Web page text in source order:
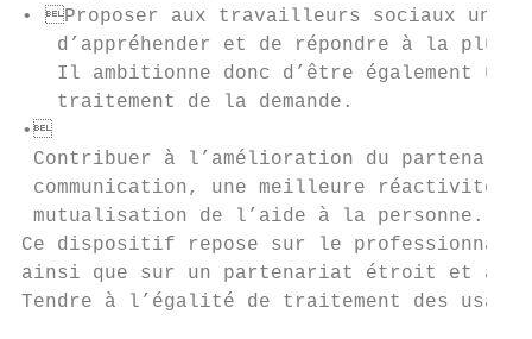
• Proposer aux travailleurs sociaux un
d’appréhender et de répondre à la
Il ambitionne donc d’être également un
   traitement de la demande.
•
Contribuer à l’amélioration du
communication, une meilleure réactivité,
mutualisation de l’aide à la personne.
Ce dispositif repose sur le
ainsi que sur un partenariat étroit et
Tendre à l’égalité de traitement des